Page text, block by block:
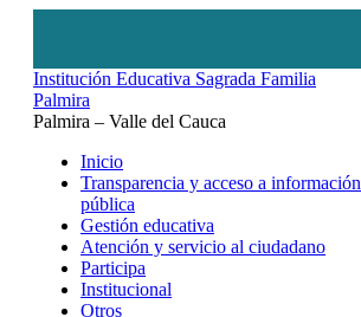
Institución Educativa Sagrada Familia
Palmira
Palmira – Valle del Cauca
Inicio
Transparencia y acceso a información
pública
Gestión educativa
Atención y servicio al ciudadano
Participa
Institucional
Otros